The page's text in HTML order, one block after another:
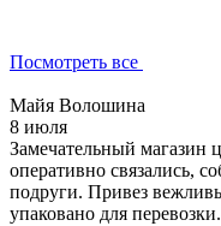
Посмотреть все
Майя Волошина
8 июля
Замечательный магазин
оперативно связались,
подруги. Привез
упаковано для